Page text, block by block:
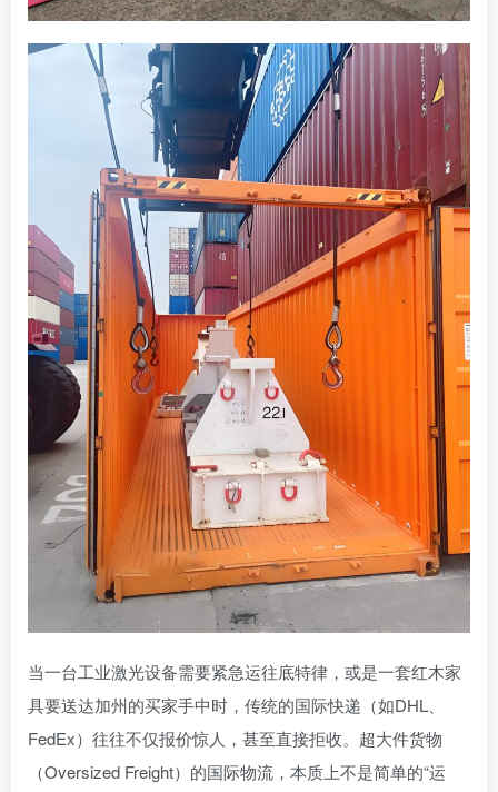
当一台工业激光设备需要紧急运往底特律，或是一套红木家
具要送达加州的买家手中时，传统的国际快递（如DHL、
FedEx）往往不仅报价惊人，甚至直接拒收。超大件货物
（Oversized Freight）的国际物流，本质上不是简单的“运